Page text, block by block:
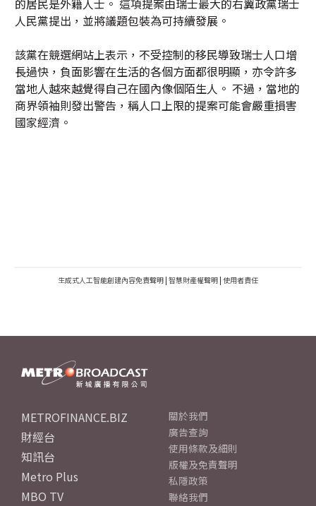
的居民是外籍人士。 這項提案由瑞士最大的右翼政黨瑞士
人民黨提出，並將議題包裝為可持續發展。
該黨在競選網站上表示，不受控制的移民導致瑞士人口增
長過快，負面影響在生活的各個方面都很明顯，亦令許多
當地人越來越覺得自己在國內像個陌生人。 不過，當地的
商界領袖則發出警告，稱人口上限的提案可能會嚴重損害
國家經濟。
生成式人工智能創建內容免責聲明 | 智慧財產權聲明 | 使用者責任
METROFINANCE.BIZ
財經台
知訊台
Metro Plus
MBO TV
關於我們
廣告查詢
使用條款及細則
版權及免責聲明
私隱政策
聯絡我們